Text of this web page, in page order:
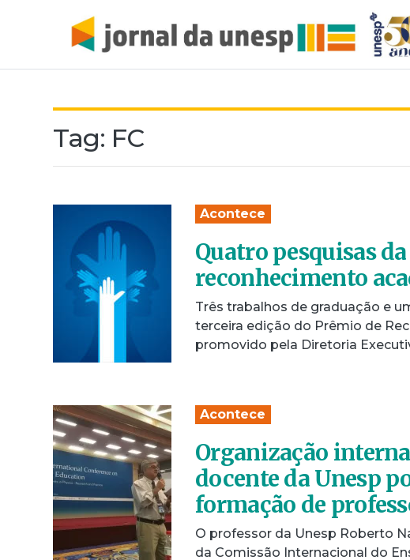
Tag: FC
Acontece
Quatro pesquisas
reconhecimento
Três trabalhos de graduação e
terceira edição do Prêmio de
promovido pela Diretoria
Acontece
Organização
docente da Unesp
formação de
O professor da Unesp Roberto
da Comissão Internacional do